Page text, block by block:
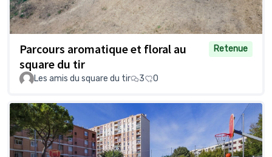
Parcours aromatique et floral au
square du tir
Retenue
Les amis du square du tir 3 0